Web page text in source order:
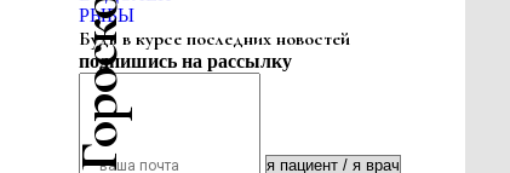
РЫБЫ
Будь в курсе последних новостей
подпишись на рассылку